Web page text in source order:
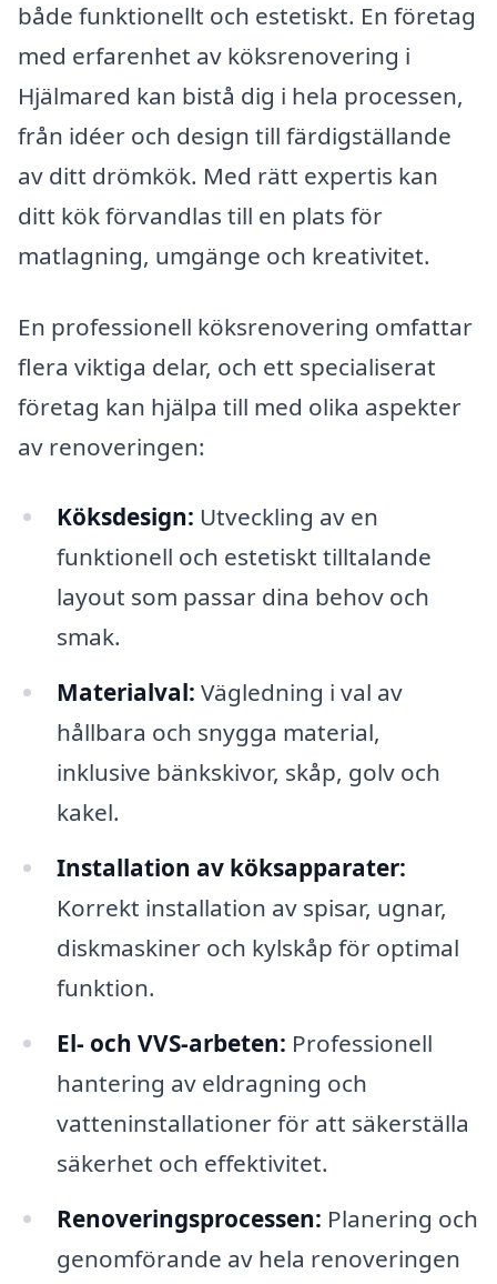
både funktionellt och estetiskt. En företag
med erfarenhet av köksrenovering i
Hjälmared kan bistå dig i hela processen,
från idéer och design till färdigställande
av ditt drömkök. Med rätt expertis kan
ditt kök förvandlas till en plats för
matlagning, umgänge och kreativitet.
En professionell köksrenovering omfattar
flera viktiga delar, och ett specialiserat
företag kan hjälpa till med olika aspekter
av renoveringen:
Köksdesign: Utveckling av en
funktionell och estetiskt tilltalande
layout som passar dina behov och
smak.
Materialval: Vägledning i val av
hållbara och snygga material,
inklusive bänkskivor, skåp, golv och
kakel.
Installation av köksapparater:
Korrekt installation av spisar, ugnar,
diskmaskiner och kylskåp för optimal
funktion.
El- och VVS-arbeten: Professionell
hantering av eldragning och
vatteninstallationer för att säkerställa
säkerhet och effektivitet.
Renoveringsprocessen: Planering och
genomförande av hela renoveringen